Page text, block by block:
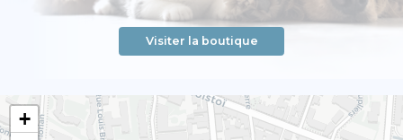
Visiter la boutique
+